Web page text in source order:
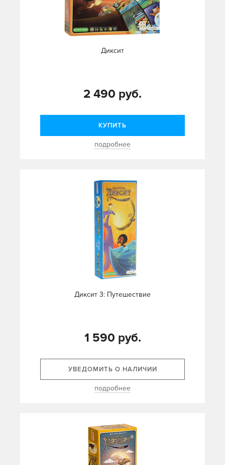
Диксит
2 490 руб.
КУПИТЬ
подробнее
Диксит 3: Путешествие
1 590 руб.
УВЕДОМИТЬ О НАЛИЧИИ
подробнее